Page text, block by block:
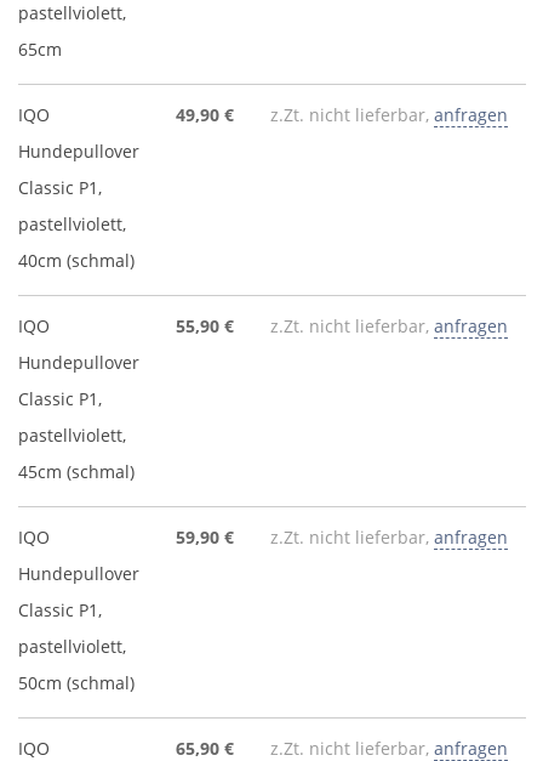
pastellviolett,
65cm
IQO
Hundepullover
Classic P1,
pastellviolett,
40cm (schmal)
49,90 € z.Zt. nicht lieferbar, anfragen
IQO
Hundepullover
Classic P1,
pastellviolett,
45cm (schmal)
55,90 € z.Zt. nicht lieferbar, anfragen
IQO
Hundepullover
Classic P1,
pastellviolett,
50cm (schmal)
59,90 € z.Zt. nicht lieferbar, anfragen
IQO
65,90 € z.Zt. nicht lieferbar, anfragen